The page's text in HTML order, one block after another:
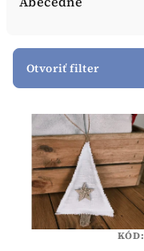
p
Otvoriť filter
KÓD: